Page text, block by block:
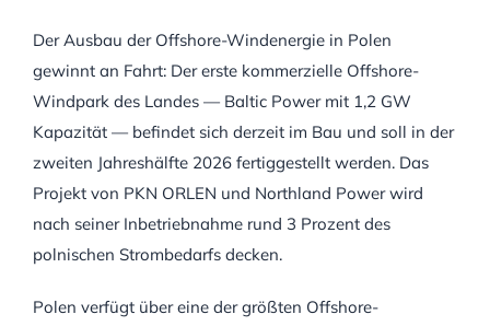
Der Ausbau der Offshore-Windenergie in Polen
gewinnt an Fahrt: Der erste kommerzielle Offshore-
Windpark des Landes — Baltic Power mit 1,2 GW
Kapazität — befindet sich derzeit im Bau und soll in der
zweiten Jahreshälfte 2026 fertiggestellt werden. Das
Projekt von PKN ORLEN und Northland Power wird
nach seiner Inbetriebnahme rund 3 Prozent des
polnischen Strombedarfs decken.
Polen verfügt über eine der größten Offshore-